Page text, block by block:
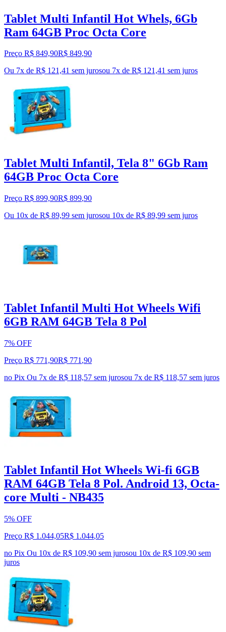
Tablet Multi Infantil Hot Whels, 6Gb
Ram 64GB Proc Octa Core
Preço R$ 849,90R$ 849,90
Ou 7x de R$ 121,41 sem jurosou 7x de R$ 121,41 sem juros
Tablet Multi Infantil, Tela 8" 6Gb Ram
64GB Proc Octa Core
Preço R$ 899,90R$ 899,90
Ou 10x de R$ 89,99 sem jurosou 10x de R$ 89,99 sem juros
Tablet Infantil Multi Hot Wheels Wifi
6GB RAM 64GB Tela 8 Pol
7% OFF
Preço R$ 771,90R$ 771 ,90
no Pix Ou 7x de R$ 118,57 sem jurosou 7x de R$ 118,57 sem juros
Tablet Infantil Hot Wheels Wi-fi 6GB
RAM 64GB Tela 8 Pol. Android 13, Octa-
core Multi - NB435
5% OFF
Preço R$ 1.044,05R$ 1.044,05
no Pix Ou 10x de R$ 109,90 sem jurosou 10x de R$ 109,90 sem
juros